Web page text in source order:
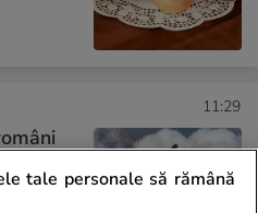
11:29
„În
tale personale să rămână